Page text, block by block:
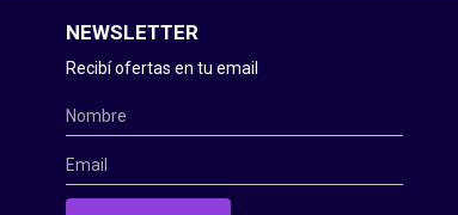
NEWSLETTER
Recibí ofertas en tu email